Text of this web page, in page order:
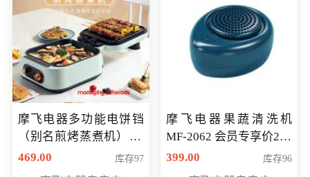
摩飞电器多功能电饼铛
（别名煎烤蒸煮机） 型
号MF-8888B 会员专享
469.00 库存97
摩飞电器果蔬清洗机
MF-2062 会员专享价268
元
399.00 库存96